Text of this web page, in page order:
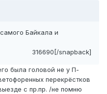
Байкала и
316690[/snapback]
была головой не у П-
перекрёстков
с пр.пр. /не помню